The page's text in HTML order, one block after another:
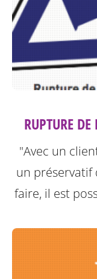
RUPTURE
"Avec un
un préservatif
faire, il est